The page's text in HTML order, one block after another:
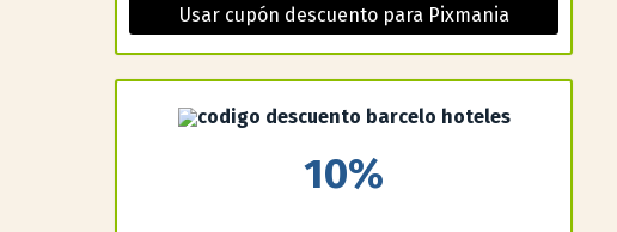
Usar cupón descuento para Pixmania
10%